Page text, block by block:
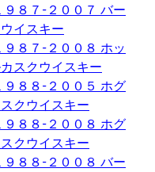
８７-２００７ バー
イスキー
８７-２００８ ホッ
スクウイスキー
８８-２００５ ホグ
クウイスキー
８８-２００８ ホグ
クウイスキー
８８-２００８ バー